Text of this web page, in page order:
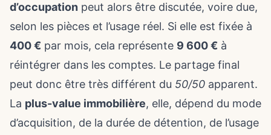
d’occupation peut alors être discutée, voire due,
selon les pièces et l’usage réel. Si elle est fixée à
400 € par mois, cela représente 9 600 € à
réintégrer dans les comptes. Le partage final
peut donc être très différent du 50/50 apparent.
La plus-value immobilière, elle, dépend du mode
d’acquisition, de la durée de détention, de l’usage